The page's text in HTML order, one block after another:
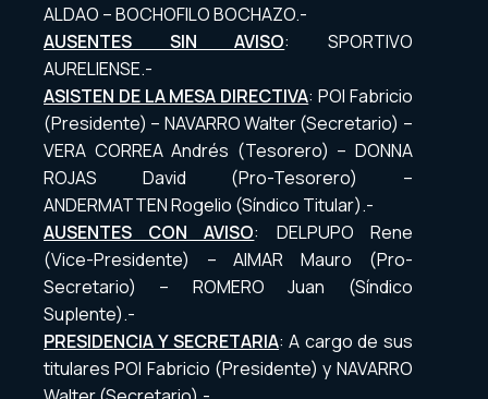
ALDAO – BOCHOFILO BOCHAZO.-
AUSENTES SIN AVISO: SPORTIVO
AURELIENSE.-
ASISTEN DE LA MESA DIRECTIVA: POI Fabricio
(Presidente) – NAVARRO Walter (Secretario) –
VERA CORREA Andrés (Tesorero) – DONNA
ROJAS David (Pro-Tesorero) –
ANDERMATTEN Rogelio (Síndico Titular).-
AUSENTES CON AVISO: DELPUPO Rene
(Vice-Presidente) – AIMAR Mauro (Pro-
Secretario) – ROMERO Juan (Síndico
Suplente).-
PRESIDENCIA Y SECRETARIA: A cargo de sus
titulares POI Fabricio (Presidente) y NAVARRO